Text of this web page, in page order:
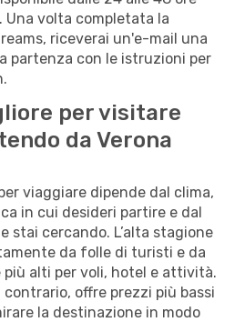
Una volta completata la
riceverai un'e-mail una
partenza con le istruzioni per
per visitare
da Verona
viaggiare dipende dal clima,
in cui desideri partire e dal
stai cercando. L’alta stagione
da folle di turisti e da
alti per voli, hotel e attività.
contrario, offre prezzi più bassi
la destinazione in modo